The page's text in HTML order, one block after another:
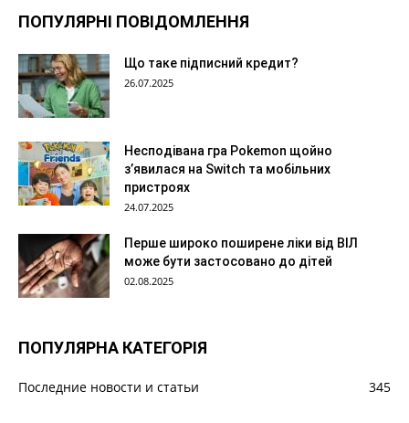
ПОПУЛЯРНІ ПОВІДОМЛЕННЯ
Що таке підписний кредит?
26.07.2025
Несподівана гра Pokemon щойно
з’явилася на Switch та мобільних
пристроях
24.07.2025
Перше широко поширене ліки від ВІЛ
може бути застосовано до дітей
02.08.2025
ПОПУЛЯРНА КАТЕГОРІЯ
Последние новости и статьи 345